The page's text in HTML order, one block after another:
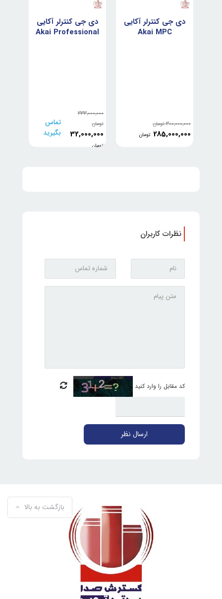
دی جی کنترلر آکایی
Akai MPC
300,000,000 تومان
285,000,000 تومان
دی جی کنترلر آکایی
Akai Professional
333,000,000
تومان
32,000,000
تومان
تماس
بگیرید
نظرات کاربران
کد مقابل را وارد کنید
ارسال نظر
بازگشت به بالا